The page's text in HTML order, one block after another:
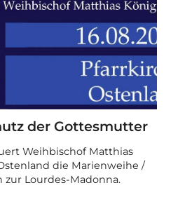
der Gottesmutter
Weihbischof Matthias
die Marienweihe /
zur Lourdes-Madonna.